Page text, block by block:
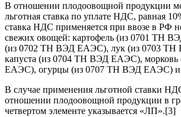
В отношении плодоовощной продукции
льготная ставка по уплате НДС, равная
ставка НДС применяется при ввозе в РФ
свежих овощей: картофель (из 0701 ТН
(из 0702 ТН ВЭД ЕАЭС), лук (из 0703
капуста (из 0704 ТН ВЭД ЕАЭС),
ЕАЭС), огурцы (из 0707 ТН ВЭД ЕАЭС) и
В случае применения льготной ставки
отношении плодоовощной продукции в
четвертом элементе указывается «ЛП».[3]